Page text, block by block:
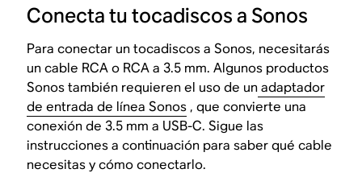
Conecta tu tocadiscos a Sonos
Para conectar un tocadiscos a Sonos, necesitarás
un cable RCA o RCA a 3.5 mm. Algunos productos
Sonos también requieren el uso de unadaptador
de entrada de línea Sonos , que convierte una
conexión de 3.5 mm a USB-C. Sigue las
instrucciones a continuación para saber qué cable
necesitas y cómo conectarlo.